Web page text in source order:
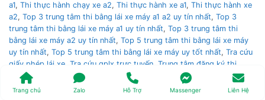
a1, Thi thực hành chạy xe a2, Thi thực hành xe a1, Thi thực hành xe
a2, Top 3 trung tâm thi bằng lái xe máy a1 a2 uy tín nhất, Top 3
trung tâm thi bằng lái xe máy a1 uy tín nhất, Top 3 trung tâm thi
bằng lái xe máy a2 uy tín nhất, Top 5 trung tâm thi bằng lái xe máy
uy tín nhất, Top 5 trung tâm thi bằng lái xe máy uy tốt nhất, Tra cứu
giấy phép lái xe Tra cứu gplx trực tuyến Trung tâm đăng ký thi
bằng lái xe nào uy tín nhất
Trung tâm thi bằng lái trung ương 3,
Trung tâm thi bằng lái xe á châu,Trung tâm thi bằng lái xe an cư
Trang chủ Zalo Hỗ Trợ Massenger Liên Hệ